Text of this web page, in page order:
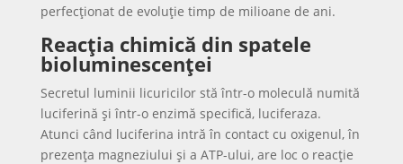
perfecționat de evoluție timp de milioane de ani.
Reacția chimică din spatele
bioluminescenței
Secretul luminii licuricilor stă într-o moleculă numită
luciferină și într-o enzimă specifică, luciferaza.
Atunci când luciferina intră în contact cu oxigenul, în
prezența magneziului și a ATP-ului, are loc o reacție